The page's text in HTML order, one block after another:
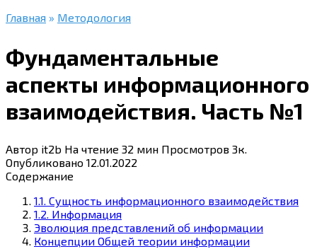
Главная » Методология
Фундаментальные
аспекты информационного
взаимодействия. Часть №1
Автор it2b На чтение 32 мин Просмотров 3к.
Опубликовано 12.01.2022
Содержание
1.1. Сущность информационного взаимодействия
1.2. Информация
Эволюция представлений об информации
Концепции Общей теории информации